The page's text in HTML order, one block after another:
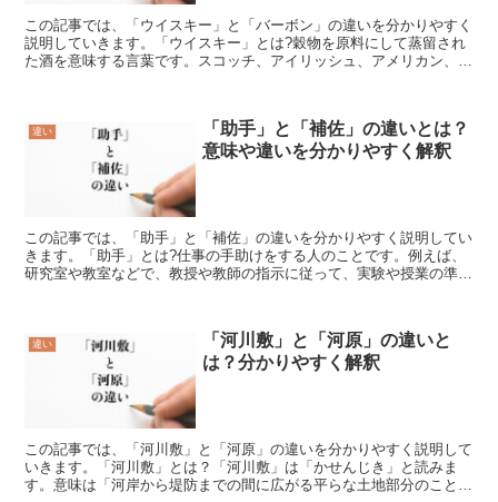
この記事では、「ウイスキー」と「バーボン」の違いを分かりやすく
説明していきます。「ウイスキー」とは?穀物を原料にして蒸留され
た酒を意味する言葉です。スコッチ、アイリッシュ、アメリカン、カ
違い
「助手」と「補佐」の違いとは？
意味や違いを分かりやすく解釈
この記事では、「助手」と「補佐」の違いを分かりやすく説明してい
きます。「助手」とは?仕事の手助けをする人のことです。例えば、
研究室や教室などで、教授や教師の指示に従って、実験や授業の準備
違い
「河川敷」と「河原」の違いと
は？分かりやすく解釈
この記事では、「河川敷」と「河原」の違いを分かりやすく説明して
いきます。「河川敷」とは？「河川敷」は「かせんじき」と読みま
す。意味は「河岸から堤防までの間に広がる平らな土地部分のこと」